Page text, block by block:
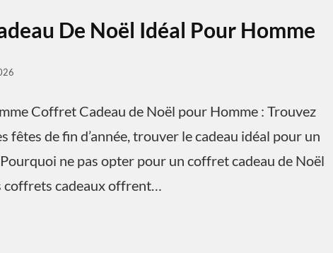
De Noël Idéal Pour Homme
Coffret Cadeau de Noël pour Homme : Trouvez
fêtes de fin d’année, trouver le cadeau idéal pour un
ne pas opter pour un coffret cadeau de Noël
coffrets cadeaux offrent…